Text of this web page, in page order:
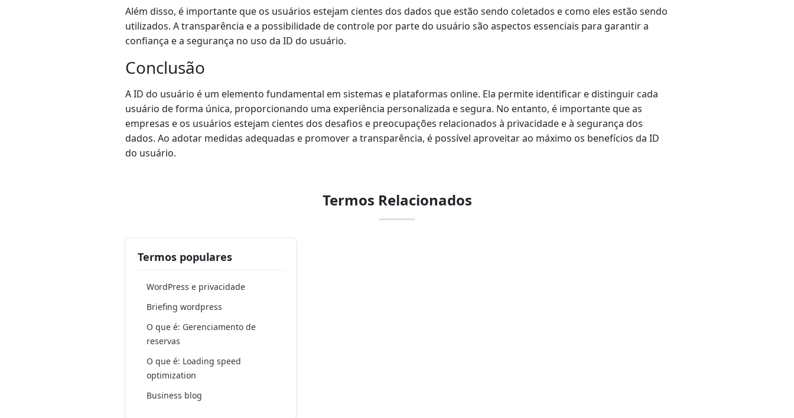
Além disso, é importante que os usuários estejam cientes dos dados que estão sendo coletados e como eles estão sendo
utilizados. A transparência e a possibilidade de controle por parte do usuário são aspectos essenciais para garantir a
confiança e a segurança no uso da ID do usuário.
Conclusão
A ID do usuário é um elemento fundamental em sistemas e plataformas online. Ela permite identificar e distinguir cada
usuário de forma única, proporcionando uma experiência personalizada e segura. No entanto, é importante que as
empresas e os usuários estejam cientes dos desafios e preocupações relacionados à privacidade e à segurança dos
dados. Ao adotar medidas adequadas e promover a transparência, é possível aproveitar ao máximo os benefícios da ID
do usuário.
Termos Relacionados
Termos populares
WordPress e privacidade
Briefing wordpress
O que é: Gerenciamento de
reservas
O que é: Loading speed
optimization
Business blog